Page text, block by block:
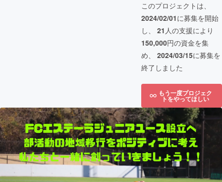
このプロジェクトは、
2024/02/01に募集を開始
し、 21 人の支援により
150,000円の資金を集
め、 2024/03/15に募集を
終了しました
もう一度プロジェク
トをやってほしい